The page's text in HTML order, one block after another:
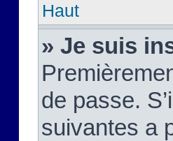
Haut
» Je suis
de passe.
suivantes a